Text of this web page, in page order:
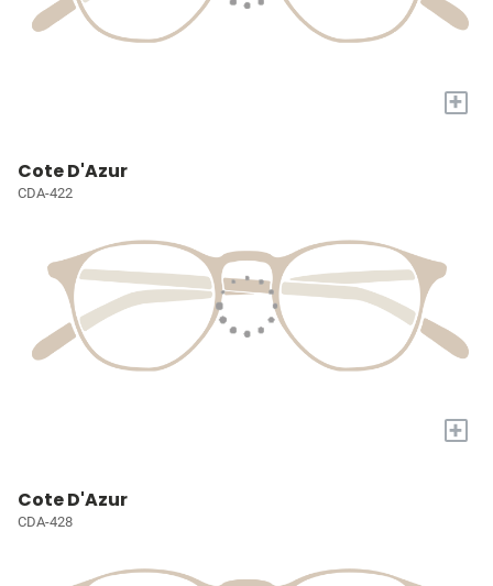
+
Cote D'Azur
CDA-422
+
Cote D'Azur
CDA-428